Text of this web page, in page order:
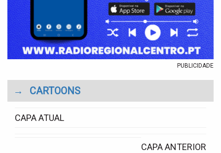
PUBLICIDADE
→ CARTOONS
CAPA ATUAL
CAPA ANTERIOR